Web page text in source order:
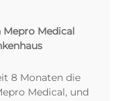
Medical
8 Monaten die
Medical, und